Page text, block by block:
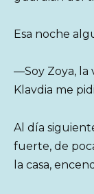
Esa noche
—Soy Zoya, la
Klavdia me
Al día
fuerte, de
la casa,